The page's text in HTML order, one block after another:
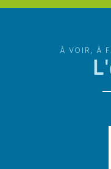
À VOIR, À